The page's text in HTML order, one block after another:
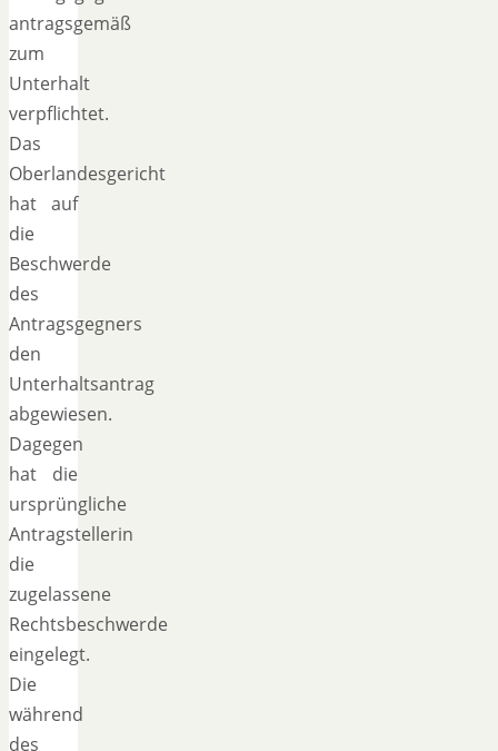
antragsgemäß
zum
Unterhalt
verpflichtet.
Das
Oberlandesgericht
hat auf
die
Beschwerde
des
Antragsgegners
den
Unterhaltsantrag
abgewiesen.
Dagegen
hat die
ursprüngliche
Antragstellerin
die
zugelassene
Rechtsbeschwerde
eingelegt.
Die
während
des